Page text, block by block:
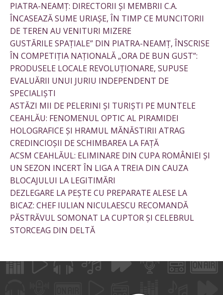
PIATRA-NEAMȚ: DIRECTORII ȘI MEMBRII C.A.
ÎNCASEAZĂ SUME URIAȘE, ÎN TIMP CE MUNCITORII
DE TEREN AU VENITURI MIZERE
GUSTĂRILE SPAȚIALE” DIN PIATRA-NEAMȚ, ÎNSCRISE
ÎN COMPETIȚIA NAȚIONALĂ „ORA DE BUN GUST”:
PRODUSELE LOCALE REVOLUȚIONARE, SUPUSE
EVALUĂRII UNUI JURIU INDEPENDENT DE
SPECIALIȘTI
ASTĂZI MII DE PELERINI ȘI TURIȘTI PE MUNTELE
CEAHLĂU: FENOMENUL OPTIC AL PIRAMIDEI
HOLOGRAFICE ȘI HRAMUL MĂNĂSTIRII ATRAG
CREDINCIOȘII DE SCHIMBAREA LA FAȚĂ
ACSM CEAHLĂUL: ELIMINARE DIN CUPA ROMÂNIEI ȘI
UN SEZON INCERT ÎN LIGA A TREIA DIN CAUZA
BLOCAJULUI LA LEGITIMĂRI
DEZLEGARE LA PEȘTE CU PREPARATE ALESE LA
BICAZ: CHEF IULIAN NICULAESCU RECOMANDĂ
PĂSTRĂVUL SOMONAT LA CUPTOR ȘI CELEBRUL
STORCEAG DIN DELTĂ